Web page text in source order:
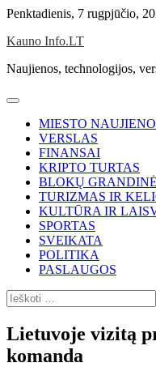
Skip
content
Penktadienis, 7 rugpjūčio,
Kauno Info.LT
Naujienos, technologijos,
MIESTO
VERSLAS
FINANSAI
KRIPTO TURTAS
BLOKŲ
TURIZMAS IR
KULTŪRA IR
SPORTAS
SVEIKATA
POLITIKA
PASLAUGOS
Ieškoti:
Lietuvoje vizitą
komanda